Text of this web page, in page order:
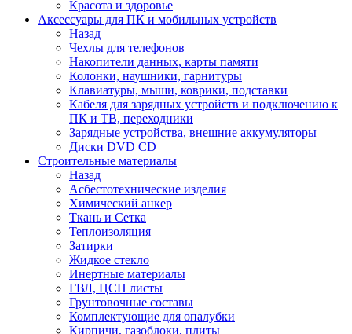
Красота и здоровье
Аксессуары для ПК и мобильных устройств
Назад
Чехлы для телефонов
Накопители данных, карты памяти
Колонки, наушники, гарнитуры
Клавиатуры, мыши, коврики, подставки
Кабеля для зарядных устройств и подключению к
ПК и ТВ, переходники
Зарядные устройства, внешние аккумуляторы
Диски DVD CD
Строительные материалы
Назад
Асбестотехнические изделия
Химический анкер
Ткань и Сетка
Теплоизоляция
Затирки
Жидкое стекло
Инертные материалы
ГВЛ, ЦСП листы
Грунтовочные составы
Комплектующие для опалубки
Кирпичи, газоблоки, плиты